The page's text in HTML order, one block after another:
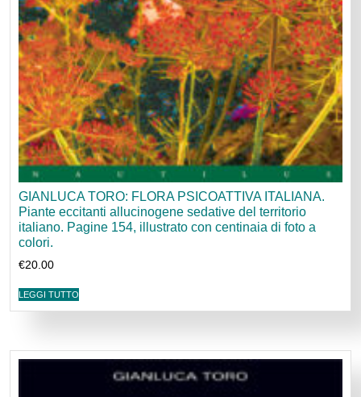
GIANLUCA TORO: FLORA PSICOATTIVA ITALIANA.
Piante eccitanti allucinogene sedative del territorio
italiano. Pagine 154, illustrato con centinaia di foto a
colori.
€20.00
LEGGI TUTTO